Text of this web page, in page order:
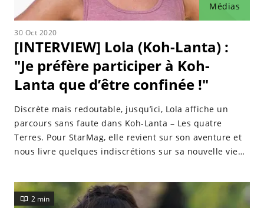
Médias
30 Oct 2020
[INTERVIEW] Lola (Koh-Lanta) :
"Je préfère participer à Koh-
Lanta que d’être confinée !"
Discrète mais redoutable, jusqu’ici, Lola affiche un
parcours sans faute dans Koh-Lanta – Les quatre
Terres. Pour StarMag, elle revient sur son aventure et
nous livre quelques indiscrétions sur sa nouvelle vie
2 min